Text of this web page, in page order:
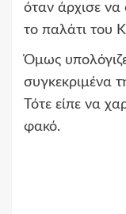
όταν άρχισε να
το παλάτι του
Όμως
συγκεκριμένα
Τότε είπε να
φακό.